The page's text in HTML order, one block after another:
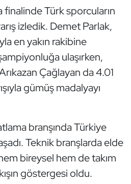
finalinde Türk sporcuların
izledik. Demet Parlak,
en yakın rakibine
ulaşırken,
Çağlayan da 4.01
gümüş madalyayı
branşında Türkiye
Teknik branşlarda elde
bireysel hem de takım
göstergesi oldu.